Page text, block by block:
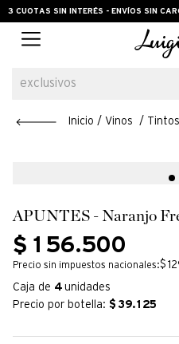
3 CUOTAS SIN INTERÉS - ENVÍOS SIN
Vinos Tintos
APUNTES - Naranjo
$ 156.500
Precio sin impuestos nacionales:$
Caja de 4 unidades
Precio por botella: $ 39.125